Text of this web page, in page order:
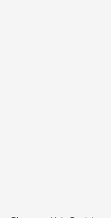
Jawa terus
Praja singkatan